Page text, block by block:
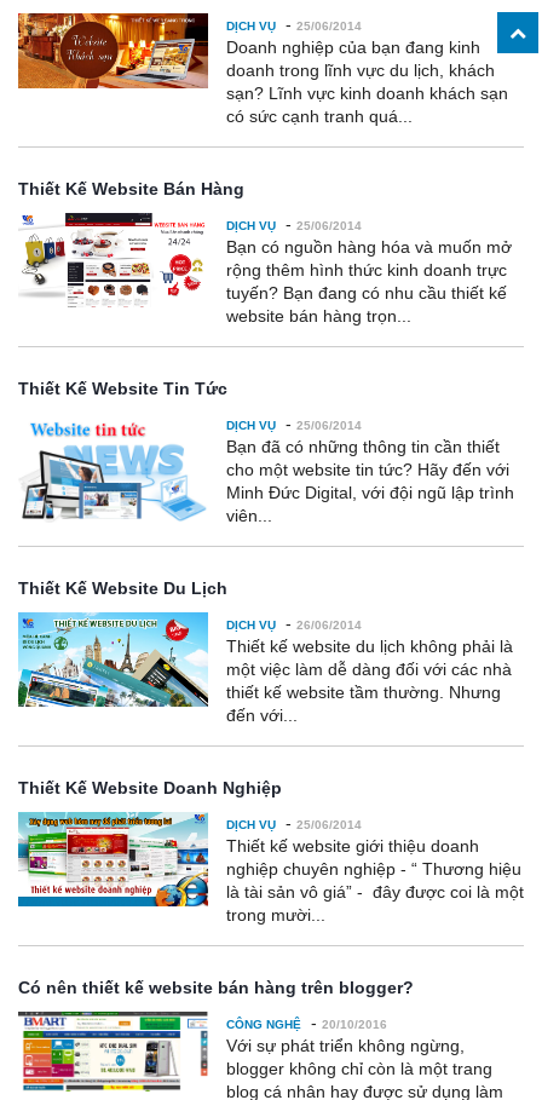
DỊCH VỤ - 25/06/2014
Doanh nghiệp của bạn đang kinh
doanh trong lĩnh vực du lịch, khách
sạn? Lĩnh vực kinh doanh khách sạn
có sức cạnh tranh quá...
Thiết Kế Website Bán Hàng
DỊCH VỤ - 25/06/2014
Bạn có nguồn hàng hóa và muốn mở
rộng thêm hình thức kinh doanh trực
tuyến? Bạn đang có nhu cầu thiết kế
website bán hàng trọn...
Thiết Kế Website Tin Tức
DỊCH VỤ - 25/06/2014
Bạn đã có những thông tin cần thiết
cho một website tin tức? Hãy đến với
Minh Đức Digital, với đội ngũ lập trình
viên...
Thiết Kế Website Du Lịch
DỊCH VỤ - 26/06/2014
Thiết kế website du lịch không phải là
một việc làm dễ dàng đối với các nhà
thiết kế website tầm thường. Nhưng
đến với...
Thiết Kế Website Doanh Nghiệp
DỊCH VỤ - 25/06/2014
Thiết kế website giới thiệu doanh
nghiệp chuyên nghiệp - “ Thương hiệu
là tài sản vô giá” - đây được coi là một
trong mười...
Có nên thiết kế website bán hàng trên blogger?
CÔNG NGHỆ - 20/10/2016
Với sự phát triển không ngừng,
blogger không chỉ còn là một trang
blog cá nhân hay được sử dụng làm